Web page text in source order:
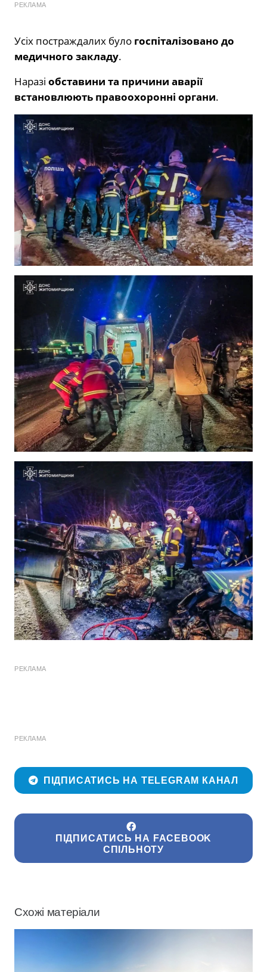
РЕКЛАМА
Усіх постраждалих було госпіталізовано до
медичного закладу.
Наразі обставини та причини аварії
встановлюють правоохоронні органи.
РЕКЛАМА
РЕКЛАМА
ПІДПИСАТИСЬ НА TELEGRAM КАНАЛ
ПІДПИСАТИСЬ НА FACEBOOK
СПІЛЬНОТУ
Схожі матеріали